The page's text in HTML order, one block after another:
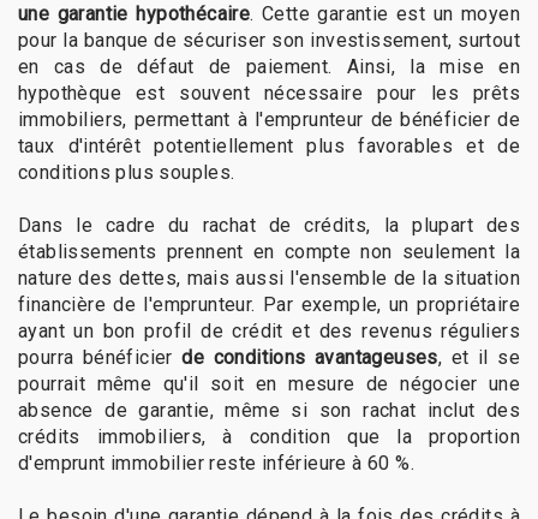
une garantie hypothécaire. Cette garantie est un moyen
pour la banque de sécuriser son investissement, surtout
en cas de défaut de paiement. Ainsi, la mise en
hypothèque est souvent nécessaire pour les prêts
immobiliers, permettant à l'emprunteur de bénéficier de
taux d'intérêt potentiellement plus favorables et de
conditions plus souples.
Dans le cadre du rachat de crédits, la plupart des
établissements prennent en compte non seulement la
nature des dettes, mais aussi l'ensemble de la situation
financière de l'emprunteur. Par exemple, un propriétaire
ayant un bon profil de crédit et des revenus réguliers
pourra bénéficierde conditions avantageuses, et il se
pourrait même qu'il soit en mesure de négocier une
absence de garantie, même si son rachat inclut des
crédits immobiliers, à condition que la proportion
d'emprunt immobilier reste inférieure à 60 %.